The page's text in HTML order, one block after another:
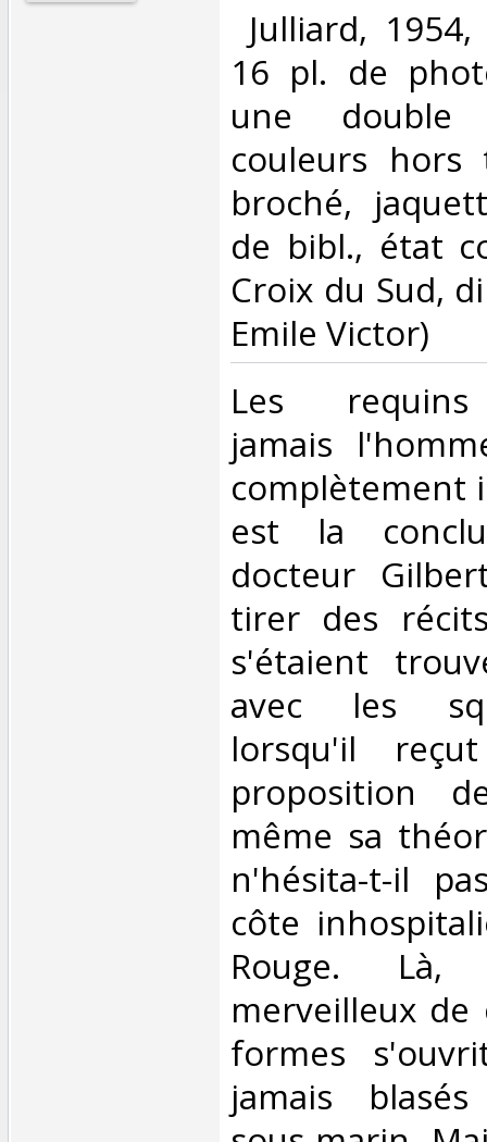
Julliard,
16 pl. de
une double
couleurs hors
broché,
de bibl., état
Croix du Sud,
Emile Victor)‎
‎Les
jamais
complètement
est la
docteur
tirer des
s'étaient
avec les
lorsqu'il
proposition
même sa
n'hésita-t-il
côte
Rouge.
merveilleux
formes
jamais